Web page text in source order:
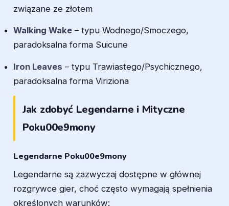
związane ze złotem
Walking Wake – typu Wodnego/Smoczego,
paradoksalna forma Suicune
Iron Leaves – typu Trawiastego/Psychicznego,
paradoksalna forma Viriziona
Jak zdobyć Legendarne i Mityczne
Poku00e9mony
Legendarne Poku00e9mony
Legendarne są zazwyczaj dostępne w głównej
rozgrywce gier, choć często wymagają spełnienia
określonych warunków: